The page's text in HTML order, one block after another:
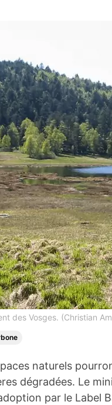
des Vosges. (Christian
naturels
dégradées. Le
par le Label